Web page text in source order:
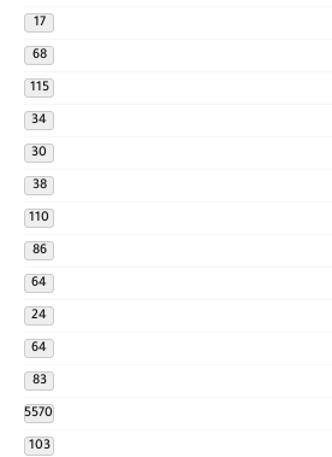
17
68
115
34
30
38
110
86
64
24
64
83
5570
103